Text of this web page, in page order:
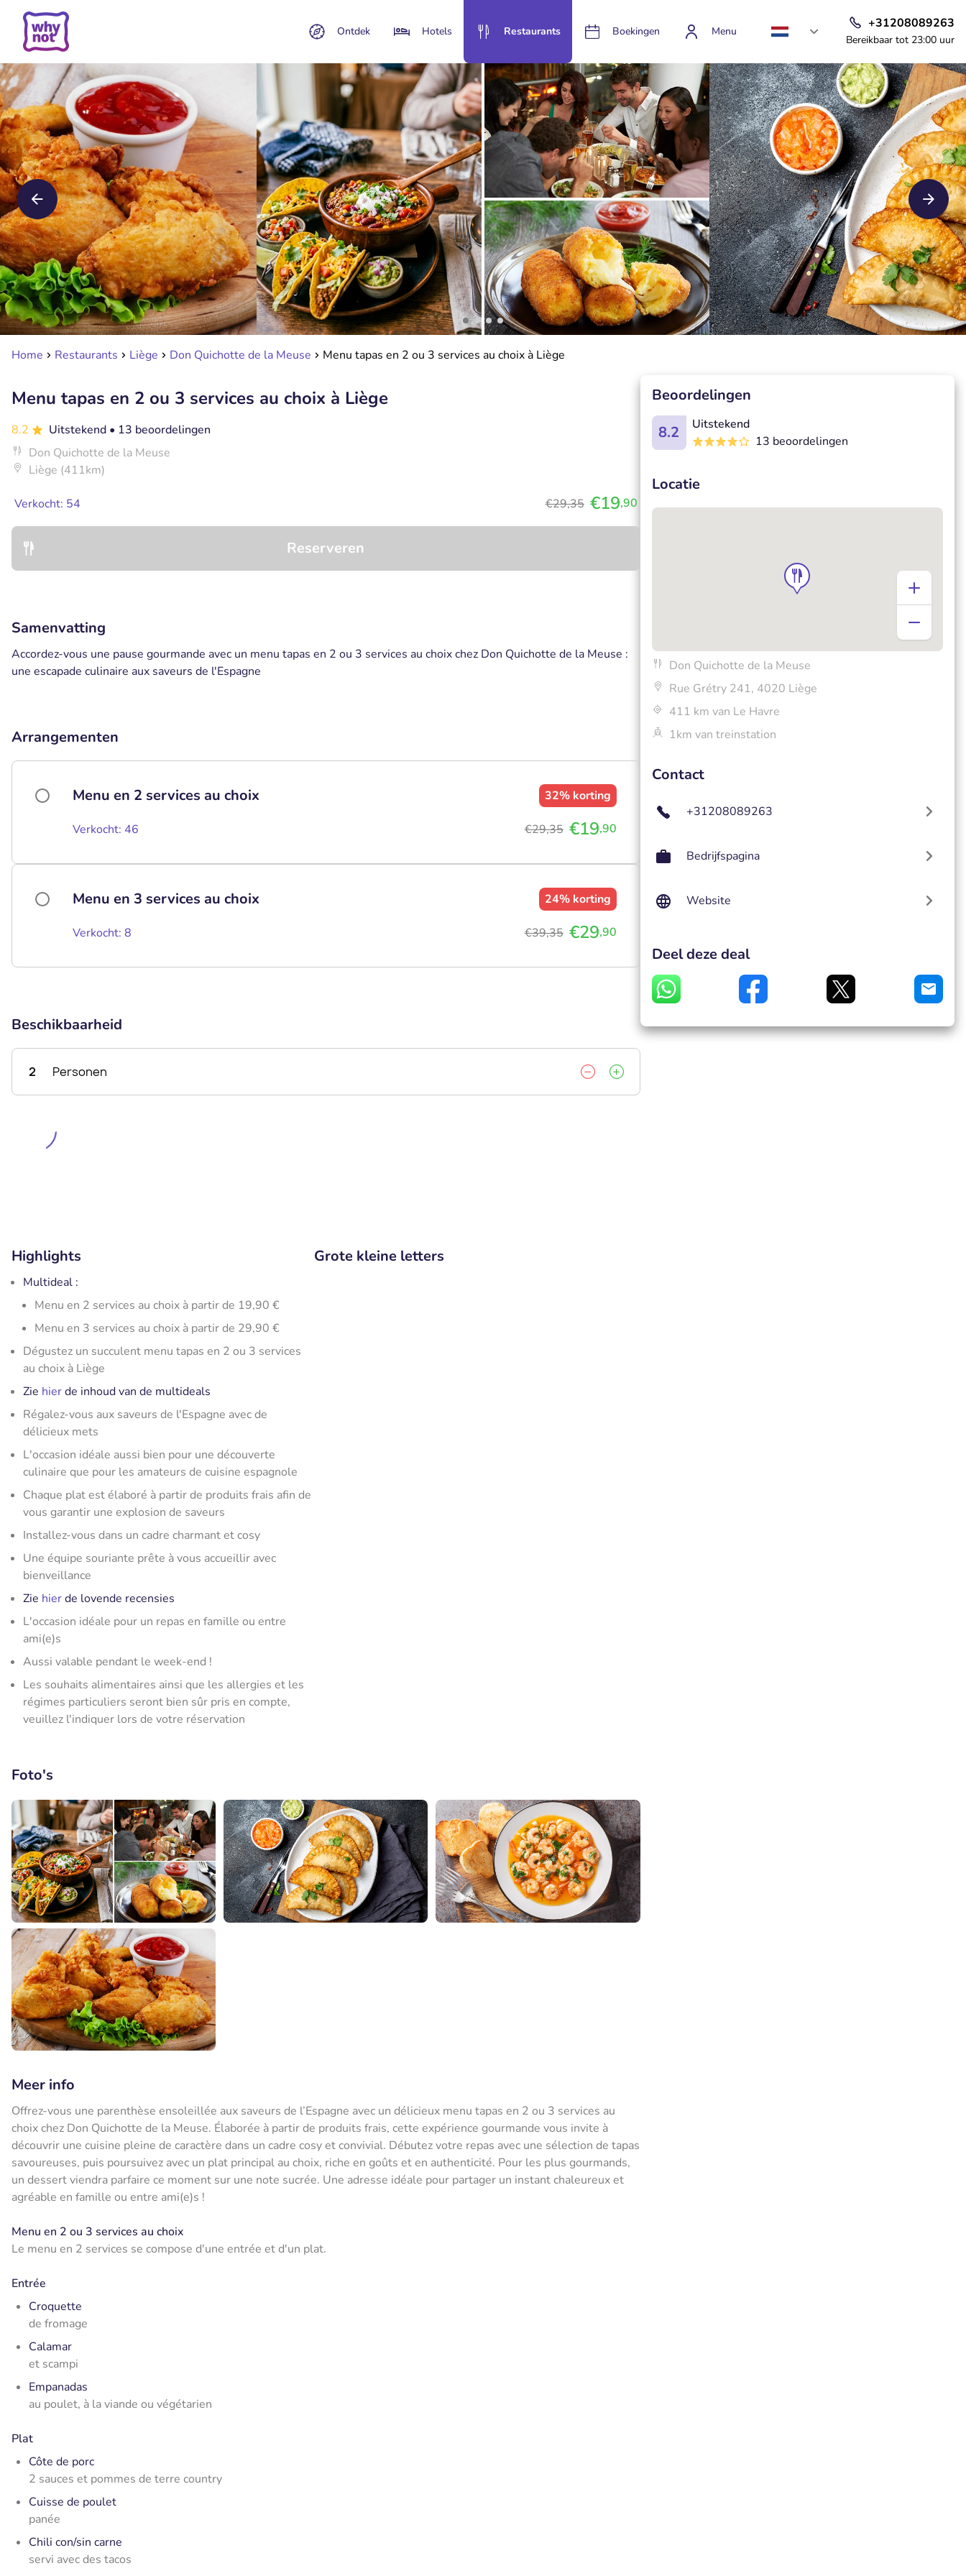
Ontdek Hotels Restaurants Boekingen Menu
+31208089263
Bereikbaar tot 23:00 uur
Home Restaurants Liège Don Quichotte de la Meuse Menu tapas en 2 ou 3 services au choix à Liège
Menu tapas en 2 ou 3 services au choix à Liège
8.2 Uitstekend • 13 beoordelingen
Don Quichotte de la Meuse
Liège (411km)
Verkocht: 54 €29,35 €19,90
Reserveren
Samenvatting
Accordez-vous une pause gourmande avec un menu tapas en 2 ou 3 services au choix chez Don Quichotte de la Meuse :
une escapade culinaire aux saveurs de l'Espagne
Arrangementen
Menu en 2 services au choix 32% korting
Verkocht: 46 €29,35 €19,90
Menu en 3 services au choix 24% korting
Verkocht: 8 €39,35 €29,90
Beschikbaarheid
2 Personen
Highlights
Multideal :
Menu en 2 services au choix à partir de 19,90 €
Menu en 3 services au choix à partir de 29,90 €
Dégustez un succulent menu tapas en 2 ou 3 services
au choix à Liège
Zie hierde inhoud van de multideals
Régalez-vous aux saveurs de l'Espagne avec de
délicieux mets
L'occasion idéale aussi bien pour une découverte
culinaire que pour les amateurs de cuisine espagnole
Chaque plat est élaboré à partir de produits frais afin de
vous garantir une explosion de saveurs
Installez-vous dans un cadre charmant et cosy
Une équipe souriante prête à vous accueillir avec
bienveillance
Zie hierde lovende recensies
L'occasion idéale pour un repas en famille ou entre
ami(e)s
Aussi valable pendant le week-end !
Les souhaits alimentaires ainsi que les allergies et les
régimes particuliers seront bien sûr pris en compte,
veuillez l'indiquer lors de votre réservation
Grote kleine letters
Foto's
Meer info
Offrez-vous une parenthèse ensoleillée aux saveurs de l’Espagne avec un délicieux menu tapas en 2 ou 3 services au
choix chez Don Quichotte de la Meuse. Élaborée à partir de produits frais, cette expérience gourmande vous invite à
découvrir une cuisine pleine de caractère dans un cadre cosy et convivial. Débutez votre repas avec une sélection de tapas
savoureuses, puis poursuivez avec un plat principal au choix, riche en goûts et en authenticité. Pour les plus gourmands,
un dessert viendra parfaire ce moment sur une note sucrée. Une adresse idéale pour partager un instant chaleureux et
agréable en famille ou entre ami(e)s !
Menu en 2 ou 3 services au choix
Le menu en 2 services se compose d'une entrée et d'un plat.
Entrée
Croquette
de fromage
Calamar
et scampi
Empanadas
au poulet, à la viande ou végétarien
Plat
Côte de porc
2 sauces et pommes de terre country
Cuisse de poulet
panée
Chili con/sin carne
servi avec des tacos
Beoordelingen
8.2
Uitstekend
13 beoordelingen
Locatie
Don Quichotte de la Meuse
Rue Grétry 241, 4020 Liège
411 km van Le Havre
1km van treinstation
Contact
+31208089263
Bedrijfspagina
Website
Deel deze deal